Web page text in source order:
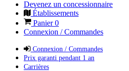
Devenez un concessionnaire
Établissements
Panier0
Connexion / Commandes
Connexion / Commandes
Prix garanti pendant 1 an
Carrières